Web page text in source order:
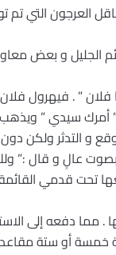
العرجون التي
الجليل و بعض
” . فيهرول
أمرك سيدي ”
و التدثر ولكن
عالٍ و قال :”
تحت قدمي
مما دفعه إلى
أو ستة مقاعد